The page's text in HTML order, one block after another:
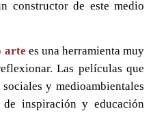
constructor de este medio
arte es una herramienta muy
Las películas que
y medioambientales
inspiración y educación